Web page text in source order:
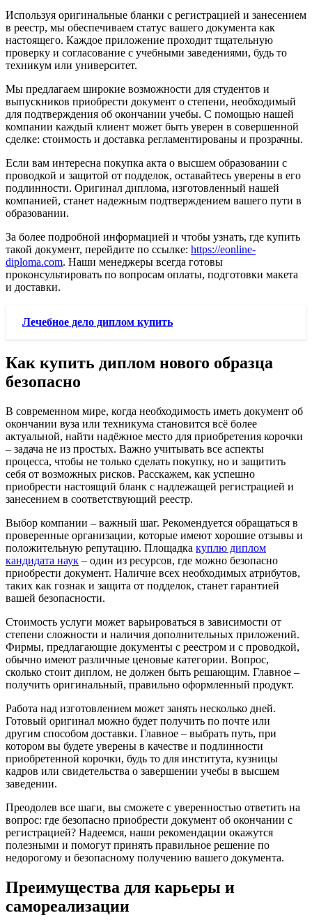
Используя оригинальные бланки с регистрацией и занесением
в реестр, мы обеспечиваем статус вашего документа как
настоящего. Каждое приложение проходит тщательную
проверку и согласование с учебными заведениями, будь то
техникум или университет.
Мы предлагаем широкие возможности для студентов и
выпускников приобрести документ о степени, необходимый
для подтверждения об окончании учебы. С помощью нашей
компании каждый клиент может быть уверен в совершенной
сделке: стоимость и доставка регламентированы и прозрачны.
Если вам интересна покупка акта о высшем образовании с
проводкой и защитой от подделок, оставайтесь уверены в его
подлинности. Оригинал диплома, изготовленный нашей
компанией, станет надежным подтверждением вашего пути в
образовании.
За более подробной информацией и чтобы узнать, где купить
такой документ, перейдите по ссылке: https://eonline-
diploma.com. Наши менеджеры всегда готовы
проконсультировать по вопросам оплаты, подготовки макета
и доставки.
Лечебное дело диплом купить
Как купить диплом нового образца
безопасно
В современном мире, когда необходимость иметь документ об
окончании вуза или техникума становится всё более
актуальной, найти надёжное место для приобретения корочки
– задача не из простых. Важно учитывать все аспекты
процесса, чтобы не только сделать покупку, но и защитить
себя от возможных рисков. Расскажем, как успешно
приобрести настоящий бланк с надлежащей регистрацией и
занесением в соответствующий реестр.
Выбор компании – важный шаг. Рекомендуется обращаться в
проверенные организации, которые имеют хорошие отзывы и
положительную репутацию. Площадка куплю диплом
кандидата наук – один из ресурсов, где можно безопасно
приобрести документ. Наличие всех необходимых атрибутов,
таких как гознак и защита от подделок, станет гарантией
вашей безопасности.
Стоимость услуги может варьироваться в зависимости от
степени сложности и наличия дополнительных приложений.
Фирмы, предлагающие документы с реестром и с проводкой,
обычно имеют различные ценовые категории. Вопрос,
сколько стоит диплом, не должен быть решающим. Главное –
получить оригинальный, правильно оформленный продукт.
Работа над изготовлением может занять несколько дней.
Готовый оригинал можно будет получить по почте или
другим способом доставки. Главное – выбрать путь, при
котором вы будете уверены в качестве и подлинности
приобретенной корочки, будь то для института, кузницы
кадров или свидетельства о завершении учебы в высшем
заведении.
Преодолев все шаги, вы сможете с уверенностью ответить на
вопрос: где безопасно приобрести документ об окончании с
регистрацией? Надеемся, наши рекомендации окажутся
полезными и помогут принять правильное решение по
недорогому и безопасному получению вашего документа.
Преимущества для карьеры и
самореализации